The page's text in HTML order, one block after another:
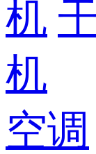
机
机
空调